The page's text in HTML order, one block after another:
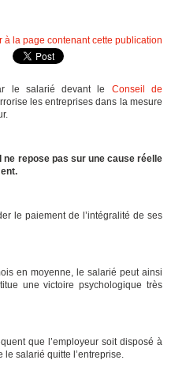
à la page contenant cette publication
le salarié devant le Conseil de
les entreprises dans la mesure
repose pas sur une cause réelle
le paiement de l’intégralité de ses
en moyenne, le salarié peut ainsi
une victoire psychologique très
que l’employeur soit disposé à
salarié quitte l’entreprise.